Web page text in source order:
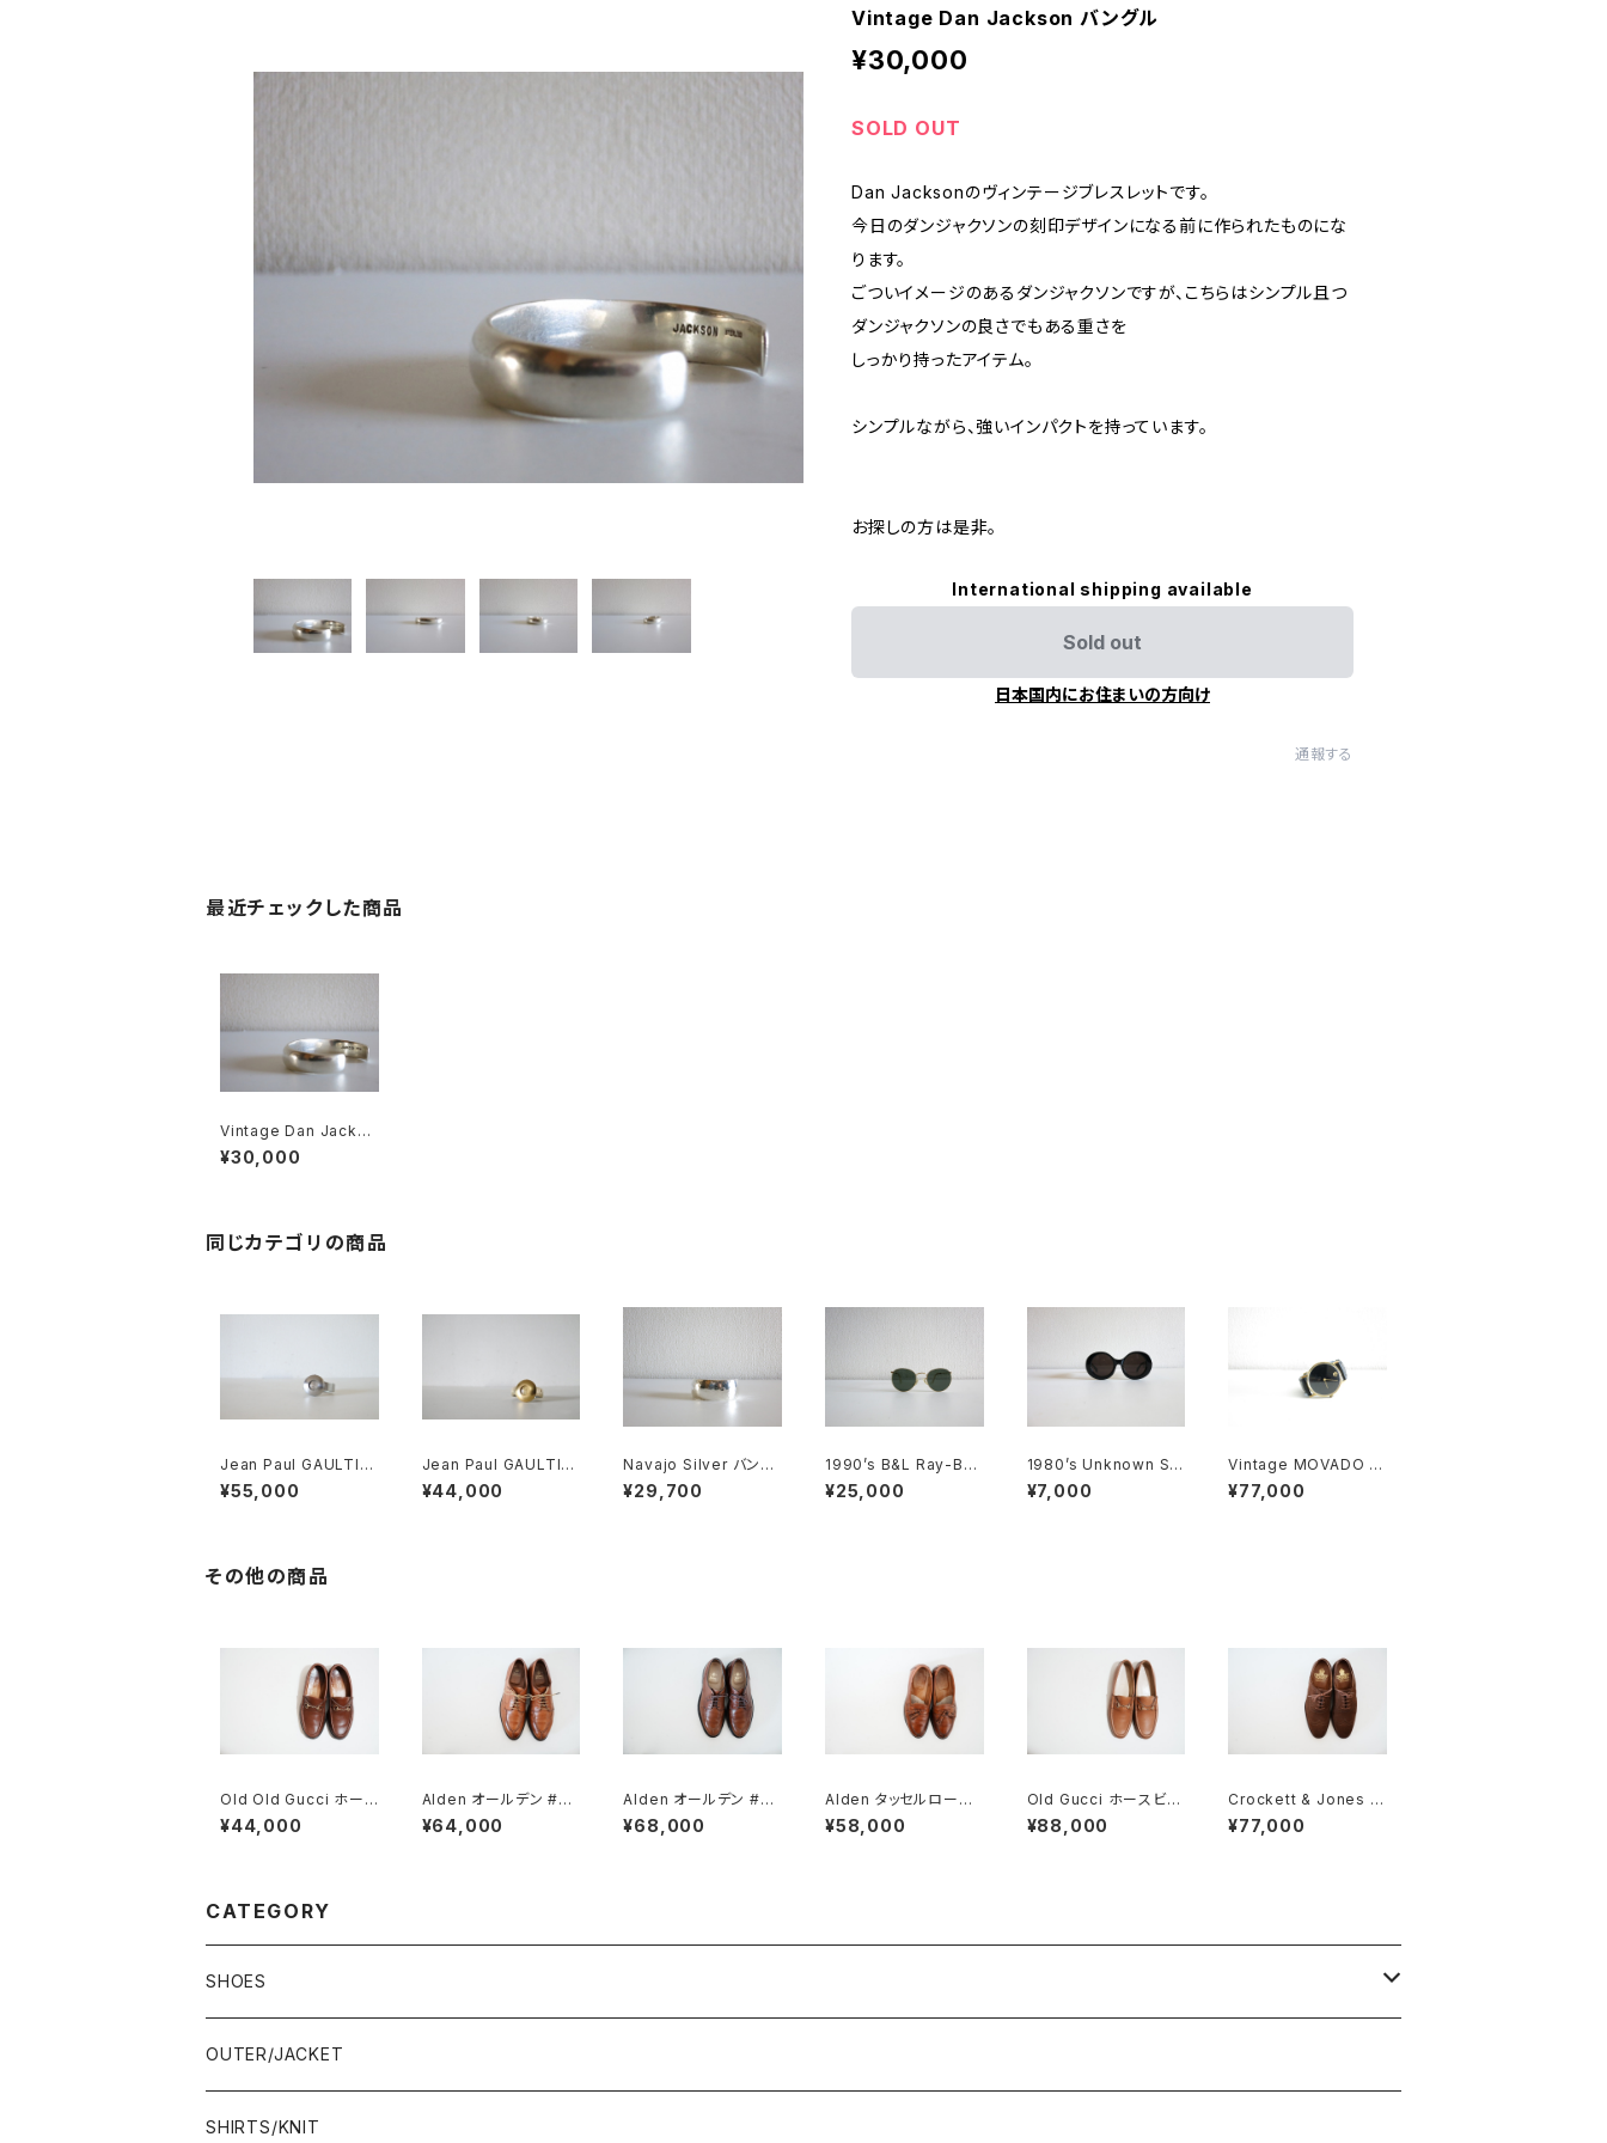
Vintage Dan Jackson バングル
¥30,000
SOLD OUT
Dan Jacksonのヴィンテージブレスレットです。
今日のダンジャクソンの刻印デザインになる前に作られたものにな
ります。
ごついイメージのあるダンジャクソンですが、こちらはシンプル且つ
ダンジャクソンの良さでもある重さを
しっかり持ったアイテム。
シンプルながら、強いインパクトを持っています。
お探しの方は是非。
International shipping available
Sold out
日本国内にお住まいの方向け
通報する
最近チェックした商品
Vintage Dan Jackso
n バングル
¥30,000
同じカテゴリの商品
Jean Paul GAULTIE
R UFO Watch Silver
¥55,000
Jean Paul GAULTIE
R UFO Watch
¥44,000
Navajo Silver バング
ル
¥29,700
1990’s B&L Ray-Ban
ラウンドメタル
¥25,000
1980’s Unknown Su
nglasses
¥7,000
Vintage MOVADO M
useum Watch
¥77,000
その他の商品
Old Old Gucci ホース
ビットローファー 36C
BRラバーソール
¥44,000
Alden オールデン #96
2 Vチップ 9.5D
¥64,000
Alden オールデン #96
5 Vチップ 9D
¥68,000
Alden タッセルローフ
ァー #604 6E
¥58,000
Old Gucci ホースビッ
トローファー 38.5C ta
n ほぼDeadstock
¥88,000
Crockett & Jones ク
ロケット&ジョーンズ フ
ルブローグ スエード 7
¥77,000
CATEGORY
SHOES
21.5-22.0 cm
22.0-22.5 cm
OUTER/JACKET
SHIRTS/KNIT